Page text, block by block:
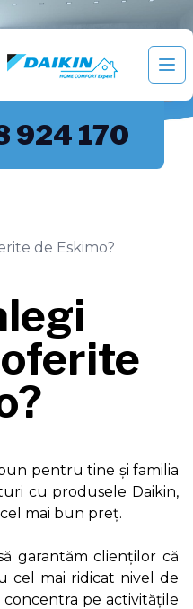
de Eskimo?
aparate de aer
924 170
pentru tine și familia
cu produsele Daikin,
mai bun preț.
garantăm clienţilor că
cel mai ridicat nivel de
pe activităţile